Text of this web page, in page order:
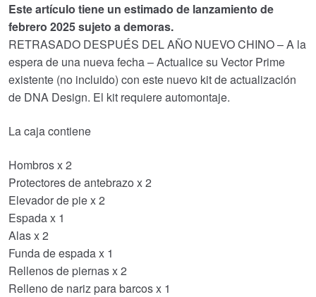
original
era:
€49.17.
actual
es:
€45.43.
Este artículo tiene un estimado de lanzamiento de
febrero 2025 sujeto a demoras.
RETRASADO DESPUÉS DEL AÑO NUEVO CHINO – A la
espera de una nueva fecha – Actualice su Vector Prime
existente (no incluido) con este nuevo kit de actualización
de DNA Design. El kit requiere automontaje.
La caja contiene
Hombros x 2
Protectores de antebrazo x 2
Elevador de pie x 2
Espada x 1
Alas x 2
Funda de espada x 1
Rellenos de piernas x 2
Relleno de nariz para barcos x 1